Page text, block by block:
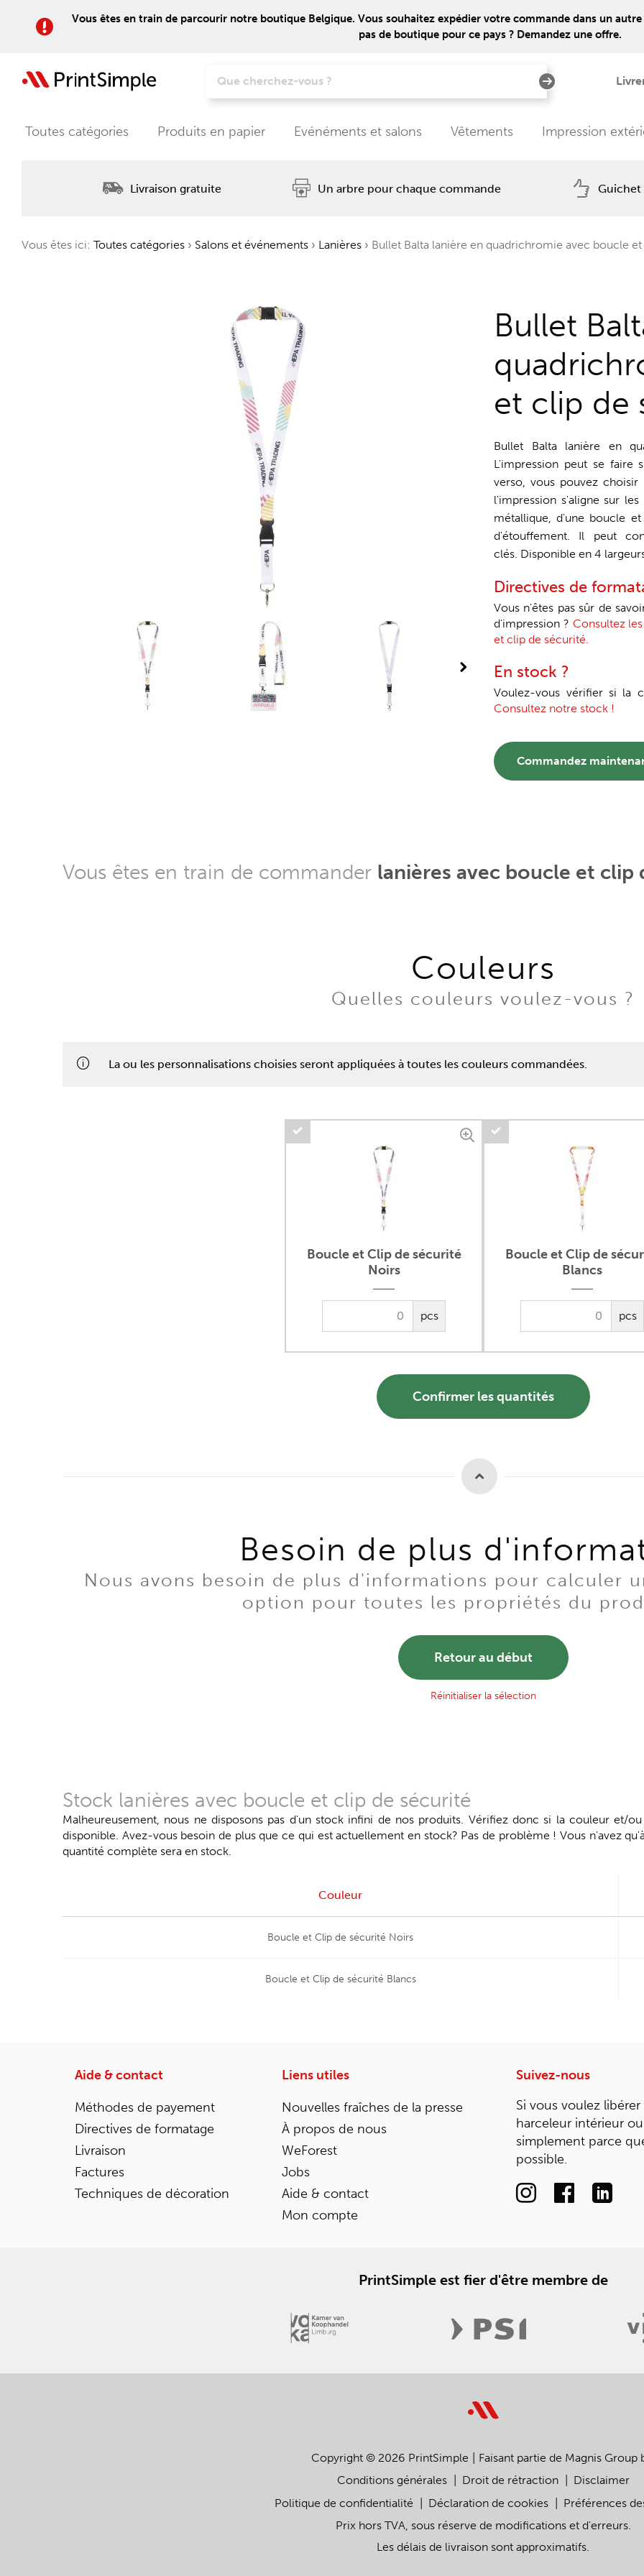
Vous êtes en train de parcourir notre boutique Belgique. Vous souhaitez expédier votre commande dans un
pas de boutique pour ce pays ? Demandez une offre.
Toutes catégories Produits en papier Evénéments et salons Vêtements Impression
Livraison gratuite Un arbre pour chaque commande Guichet
Vous êtes ici: Toutes catégories › Salons et événements › Lanières › Bullet Balta lanière en quadrichromie avec boucle
Bullet
et clip de
Bullet Balta lanière en
L'impression peut se faire
verso, vous pouvez choisir
l'impression s'aligne sur
métallique, d'une boucle
d'étouffement. Il peut
clés. Disponible en 4
Directives de
Vous n'êtes pas sûr de
d'impression ? Consultez
et clip de sécurité.
En stock ?
Voulez-vous vérifier si la
Consultez notre stock !
Commandez
Vous êtes en train de commander lanières avec boucle et clip
Couleurs
Quelles couleurs voulez-vous ?
La ou les personnalisations choisies seront appliquées à toutes les couleurs commandées.
Boucle et Clip de sécurité
Noirs
pcs
Boucle et Clip de
Blancs
pcs
Confirmer les quantités
Besoin de plus
Nous avons besoin de plus d'informations pour calculer
option pour toutes les propriétés du
Retour au début
Réinitialiser la sélection
Stock lanières avec boucle et clip de sécurité
Malheureusement, nous ne disposons pas d'un stock infini de nos produits. Vérifiez donc si la couleur et/
disponible. Avez-vous besoin de plus que ce qui est actuellement en stock? Pas de problème ! Vous n'avez
quantité complète sera en stock.
Couleur
Boucle et Clip de sécurité Noirs
Boucle et Clip de sécurité Blancs
Aide & contact
Méthodes de payement
Directives de formatage
Livraison
Factures
Techniques de décoration
Liens utiles
Nouvelles fraîches de la presse
À propos de nous
WeForest
Jobs
Aide & contact
Mon compte
Suivez-nous
Si vous voulez
harceleur intérieur ou
simplement parce
possible.
PrintSimple est fier d'être membre de
Copyright © 2026 PrintSimple
Faisant partie de Magnis Group
Conditions générales
Droit de rétraction
Disclaimer
Politique de confidentialité
Déclaration de cookies
Préférences
Prix hors TVA, sous réserve de modifications et d'erreurs.
Les délais de livraison sont approximatifs.